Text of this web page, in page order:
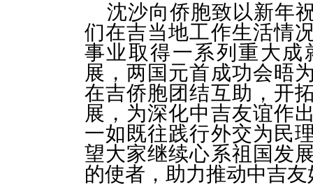
沈沙向侨胞致以新年
们在吉当地工作生活情
事业取得一系列重大
展，两国元首成功会晤
在吉侨胞团结互助，开
展，为深化中吉友谊作
一如既往践行外交为民
望大家继续心系祖国发
的使者，助力推动中吉